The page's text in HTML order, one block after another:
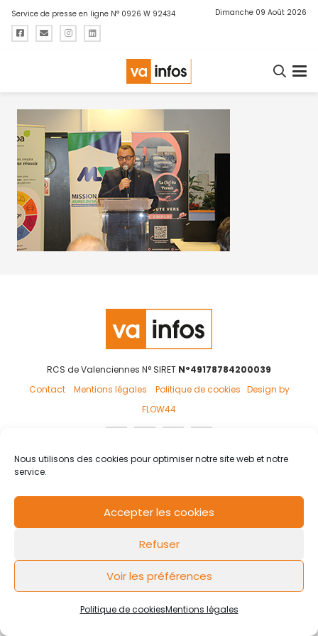
Nous utilisons des cookies pour optimiser notre site web et notre
service.
Accepter les cookies
Refuser
Voir les préférences
Politique de cookiesMentions légales
Service de presse en ligne N° 0926 W 92434 Dimanche 09 Août 2026
RCS de Valenciennes N° SIRET N°49178784200039
Contact
Mentions légales Politique de cookies Design by
FLOW44